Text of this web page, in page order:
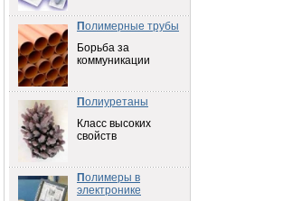
Полимерные трубы
Борьба за
коммуникации
Полиуретаны
Класс высоких
свойств
Полимеры в
электронике